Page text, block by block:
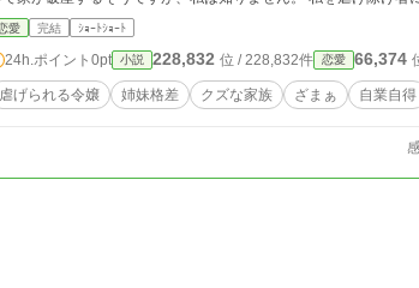
愛 完結 ｼｮｰﾄｼｮｰﾄ
24h.ポイント 0pt 小説 228,832 位 / 228,832件 恋愛 66,374
虐げられる令嬢 姉妹格差 クズな家族 ざまぁ 自業自得